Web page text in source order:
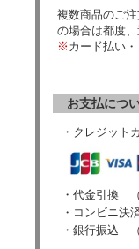
複数商品のご
の場合は都度
※ カード払い
お支払につ
・クレジット
・代金引換
・コンビニ決
・銀行振込